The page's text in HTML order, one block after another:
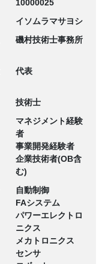
10000025
イソムラマサヨシ
磯村技術士事務所
代表
技術士
マネジメント経験
者
事業開発経験者
企業技術者(OB含
む)
自動制御
FAシステム
パワーエレクトロ
ニクス
メカトロニクス
センサ